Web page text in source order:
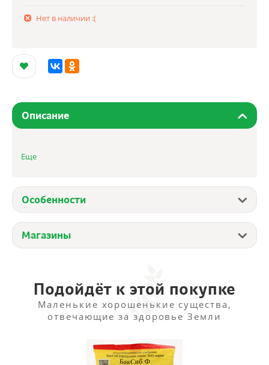
Нет в наличии :(
Описание
Еще
Особенности
Магазины
Подойдёт к этой покупке
Маленькие хорошенькие существа,
отвечающие за здоровье Земли